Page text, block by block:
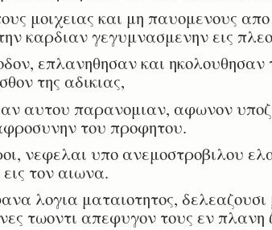
μοιχειας και μη παυομενους
καρδιαν γεγυμνασμενην εις
επλανηθησαν και
της αδικιας,
αυτου παρανομιαν, αφωνον
του προφητου.
νεφελαι υπο ανεμοστροβιλου
τον αιωνα.
λογια ματαιοτητος, δελεαζουσι
τωοντι απεφυγον τους εν πλανη